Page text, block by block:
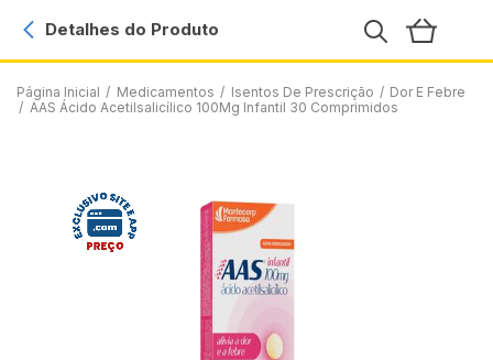
Página Inicial / Medicamentos / Isentos De Prescrição / Dor E Febre
/ AAS Ácido Acetilsalicílico 100Mg Infantil 30 Comprimidos
Detalhes do Produto